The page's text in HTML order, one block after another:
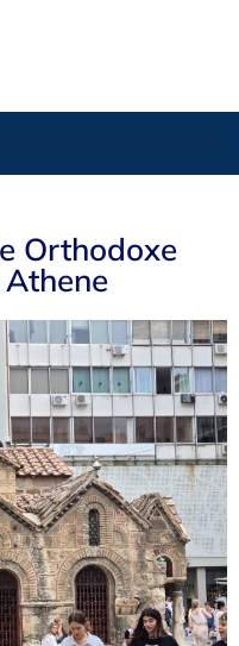
Orthodoxe